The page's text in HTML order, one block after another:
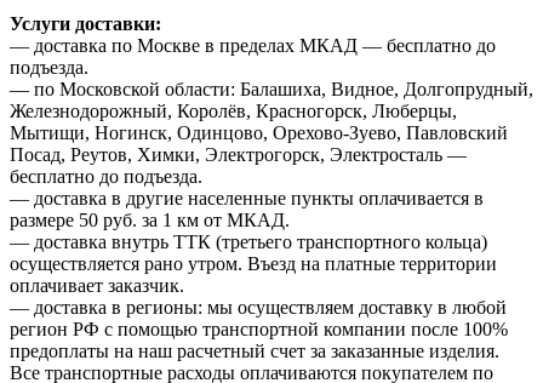
Услуги доставки:
— доставка по Москве в пределах МКАД — бесплатно до
подъезда.
— по Московской области: Балашиха, Видное, Долгопрудный,
Железнодорожный, Королёв, Красногорск, Люберцы,
Мытищи, Ногинск, Одинцово, Орехово-Зуево, Павловский
Посад, Реутов, Химки, Электрогорск, Электросталь —
бесплатно до подъезда.
— доставка в другие населенные пункты оплачивается в
размере 50 руб. за 1 км от МКАД.
— доставка внутрь ТТК (третьего транспортного кольца)
осуществляется рано утром. Въезд на платные территории
оплачивает заказчик.
— доставка в регионы: мы осуществляем доставку в любой
регион РФ с помощью транспортной компании после 100%
предоплаты на наш расчетный счет за заказанные изделия.
Все транспортные расходы оплачиваются покупателем по